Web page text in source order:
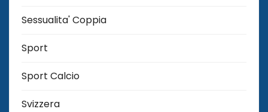
Sessualita' Coppia
Sport
Sport Calcio
Svizzera